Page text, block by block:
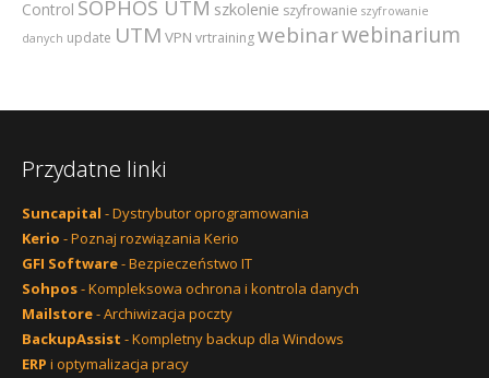
Control SOPHOS UTM szkolenie szyfrowanie szyfrowanie
danych update UTM VPN vrtrainingwebinarwebinarium
Przydatne linki
Suncapital - Dystrybutor oprogramowania
Kerio - Poznaj rozwiązania Kerio
GFI Software- Bezpieczeństwo IT
Sohpos- Kompleksowa ochrona i kontrola danych
Mailstore- Archiwizacja poczty
BackupAssist - Kompletny backup dla Windows
ERP i optymalizacja pracy